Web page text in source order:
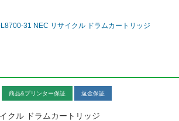
L8700-31 NEC リサイクル ドラムカートリッジ
商品&プリンター保証 返金保証
クル ドラムカートリッジ